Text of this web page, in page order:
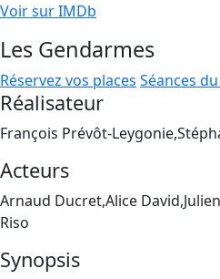
Voir sur IMDb
Les Gendarmes
Réservez vos places Séances
Réalisateur
François Prévôt-
Acteurs
Arnaud Ducret,Alice
Riso
Synopsis